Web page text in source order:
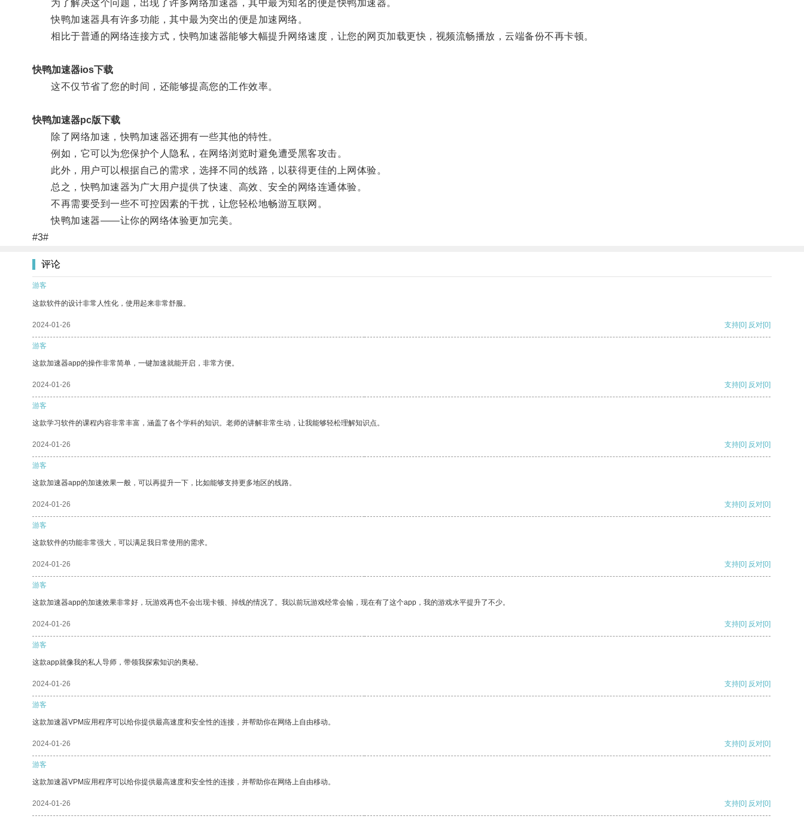
为了解决这个问题，出现了许多网络加速器，其中最为知名的便是快鸭加速器。
快鸭加速器具有许多功能，其中最为突出的便是加速网络。
相比于普通的网络连接方式，快鸭加速器能够大幅提升网络速度，让您的网页加载更快，视频流畅播放，云端备份不再卡顿。
快鸭加速器ios下载
这不仅节省了您的时间，还能够提高您的工作效率。
快鸭加速器pc版下载
除了网络加速，快鸭加速器还拥有一些其他的特性。
例如，它可以为您保护个人隐私，在网络浏览时避免遭受黑客攻击。
此外，用户可以根据自己的需求，选择不同的线路，以获得更佳的上网体验。
总之，快鸭加速器为广大用户提供了快速、高效、安全的网络连通体验。
不再需要受到一些不可控因素的干扰，让您轻松地畅游互联网。
快鸭加速器——让你的网络体验更加完美。
#3#
评论
游客
这款软件的设计非常人性化，使用起来非常舒服。
2024-01-26 支持[0] 反对[0]
游客
这款加速器app的操作非常简单，一键加速就能开启，非常方便。
2024-01-26 支持[0] 反对[0]
游客
这款学习软件的课程内容非常丰富，涵盖了各个学科的知识。老师的讲解非常生动，让我能够轻松理解知识点。
2024-01-26 支持[0] 反对[0]
游客
这款加速器app的加速效果一般，可以再提升一下，比如能够支持更多地区的线路。
2024-01-26 支持[0] 反对[0]
游客
这款软件的功能非常强大，可以满足我日常使用的需求。
2024-01-26 支持[0] 反对[0]
游客
这款加速器app的加速效果非常好，玩游戏再也不会出现卡顿、掉线的情况了。我以前玩游戏经常会输，现在有了这个app，我的游戏水平提升了不少。
2024-01-26 支持[0] 反对[0]
游客
这款app就像我的私人导师，带领我探索知识的奥秘。
2024-01-26 支持[0] 反对[0]
游客
这款加速器VPM应用程序可以给你提供最高速度和安全性的连接，并帮助你在网络上自由移动。
2024-01-26 支持[0] 反对[0]
游客
这款加速器VPM应用程序可以给你提供最高速度和安全性的连接，并帮助你在网络上自由移动。
2024-01-26 支持[0] 反对[0]